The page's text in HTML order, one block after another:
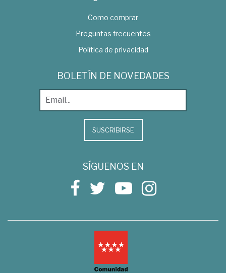
Como comprar
Preguntas frecuentes
Política de privacidad
BOLETÍN DE NOVEDADES
SUSCRIBIRSE
SÍGUENOS EN